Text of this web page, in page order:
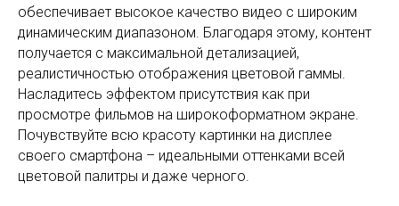
обеспечивает высокое качество видео с широким
динамическим диапазоном. Благодаря этому, контент
получается с максимальной детализацией,
реалистичностью отображения цветовой гаммы.
Насладитесь эффектом присутствия как при
просмотре фильмов на широкоформатном экране.
Почувствуйте всю красоту картинки на дисплее
своего смартфона – идеальными оттенками всей
цветовой палитры и даже черного.